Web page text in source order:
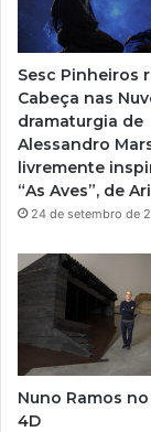
Sesc Pinheiros
Cabeça nas
dramaturgia de
Alessandro
livremente
“As Aves”, de
24 de setembro de
Nuno Ramos no
4D